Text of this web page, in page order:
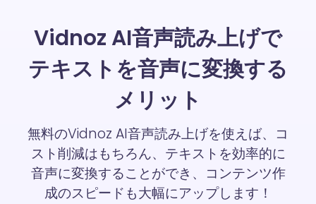
Vidnoz AI音声読み上げで
テキストを音声に変換する
メリット
無料のVidnoz AI音声読み上げを使えば、コ
スト削減はもちろん、テキストを効率的に
音声に変換することができ、コンテンツ作
成のスピードも大幅にアップします！